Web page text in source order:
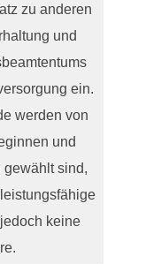
zu anderen
und
ein.
werden von
und
gewählt sind,
keine